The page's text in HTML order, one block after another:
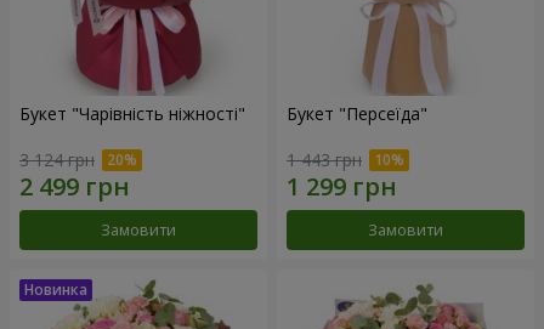
Букет "Чарівність ніжності"
3 124 грн
Замовити
Букет "Персеїда"
1 443 грн
Замовити